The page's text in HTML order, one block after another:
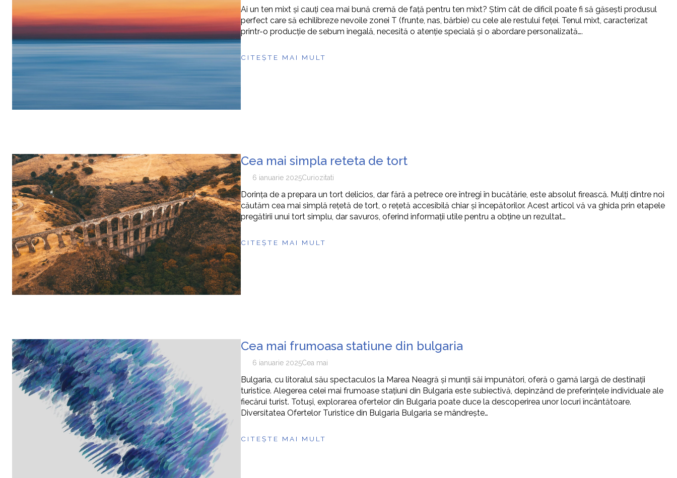
Ai un ten mixt și cauți cea mai bună cremă de față pentru ten mixt? Știm cât de dificil poate fi să găsești produsul
perfect care să echilibreze nevoile zonei T (frunte, nas, bărbie) cu cele ale restului feței. Tenul mixt, caracterizat
printr-o producție de sebum inegală, necesită o atenție specială și o abordare personalizată….
CITEȘTE MAI MULT
Cea mai simpla reteta de tort
6 ianuarie 2025Curiozitati
Dorința de a prepara un tort delicios, dar fără a petrece ore întregi în bucătărie, este absolut firească. Mulți dintre noi
căutăm cea mai simplă rețetă de tort, o rețetă accesibilă chiar și începătorilor. Acest articol vă va ghida prin etapele
pregătirii unui tort simplu, dar savuros, oferind informații utile pentru a obține un rezultat…
CITEȘTE MAI MULT
Cea mai frumoasa statiune din bulgaria
6 ianuarie 2025Cea mai
Bulgaria, cu litoralul său spectaculos la Marea Neagră și munții săi impunători, oferă o gamă largă de destinații
turistice. Alegerea celei mai frumoase stațiuni din Bulgaria este subiectivă, depinzând de preferințele individuale ale
fiecărui turist. Totuși, explorarea ofertelor din Bulgaria poate duce la descoperirea unor locuri încântătoare.
Diversitatea Ofertelor Turistice din Bulgaria Bulgaria se mândrește…
CITEȘTE MAI MULT